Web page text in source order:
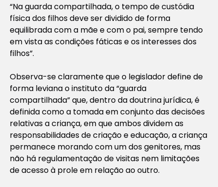
“Na guarda compartilhada, o tempo de custódia
física dos filhos deve ser dividido de forma
equilibrada com a mãe e com o pai, sempre tendo
em vista as condições fáticas e os interesses dos
filhos”.
Observa-se claramente que o legislador define de
forma leviana o instituto da “guarda
compartilhada” que, dentro da doutrina jurídica, é
definida como a tomada em conjunto das decisões
relativas a criança, em que ambos dividem as
responsabilidades de criação e educação, a criança
permanece morando com um dos genitores, mas
não há regulamentação de visitas nem limitações
de acesso à prole em relação ao outro.